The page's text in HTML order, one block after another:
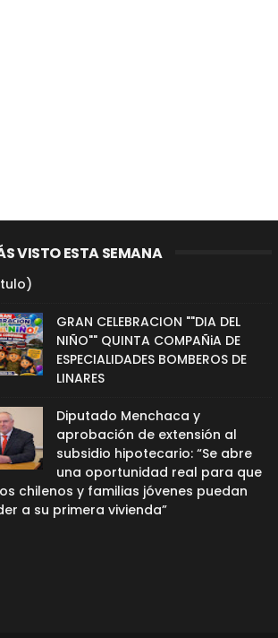
VISTO ESTA SEMANA
GRAN CELEBRACION ""DIA DEL
NIÑO"" QUINTA COMPAÑiA DE
ESPECIALIDADES BOMBEROS DE
LINARES
Diputado Menchaca y
aprobación de extensión al
subsidio hipotecario: “Se abre
una oportunidad real para que
chilenos y familias jóvenes puedan
a su primera vivienda”